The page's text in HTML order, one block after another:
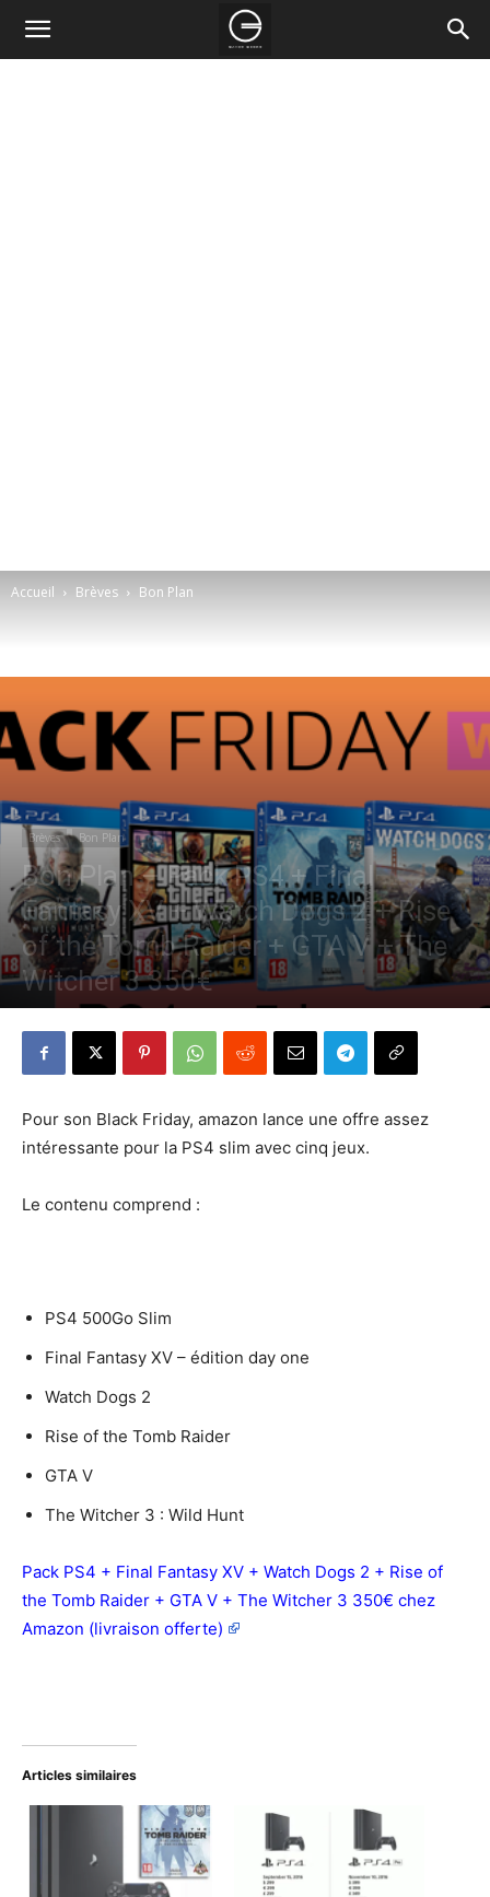
Accueil Brèves Bon Plan
Brèves Bon Plan
Bon Plan – Pack PS4 + Final
Fantasy XV + Watch Dogs 2 + Rise
of the Tomb Raider + GTA V + The
Witcher 3 350€
Pour son Black Friday, amazon lance une offre assez
intéressante pour la PS4 slim avec cinq jeux.
Le contenu comprend :
PS4 500Go Slim
Final Fantasy XV – édition day one
Watch Dogs 2
Rise of the Tomb Raider
GTA V
The Witcher 3 : Wild Hunt
Pack PS4 + Final Fantasy XV + Watch Dogs 2 + Rise of
the Tomb Raider + GTA V + The Witcher 3 350€ chez
Amazon (livraison offerte)
Articles similaires